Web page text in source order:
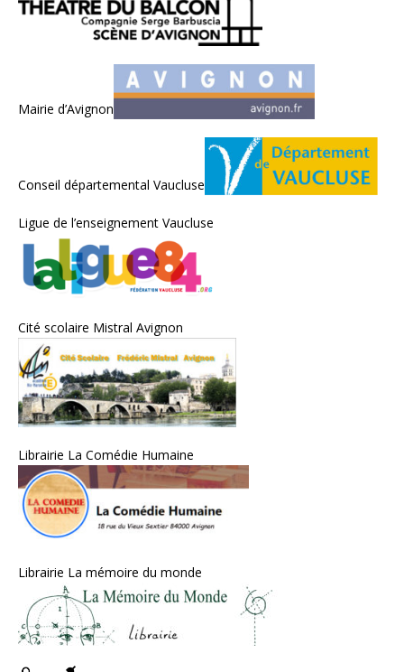
Mairie d’Avignon
Conseil départemental Vaucluse
Ligue de l’enseignement Vaucluse
Cité scolaire Mistral Avignon
Librairie La Comédie Humaine
Librairie La mémoire du monde